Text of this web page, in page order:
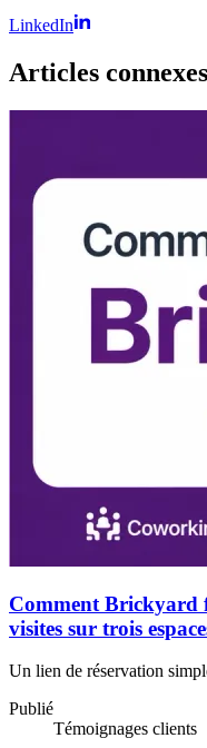
LinkedIn
Articles connexes
Comment Brickyard
visites sur trois
Un lien de réservation
Publié
Témoignages clients